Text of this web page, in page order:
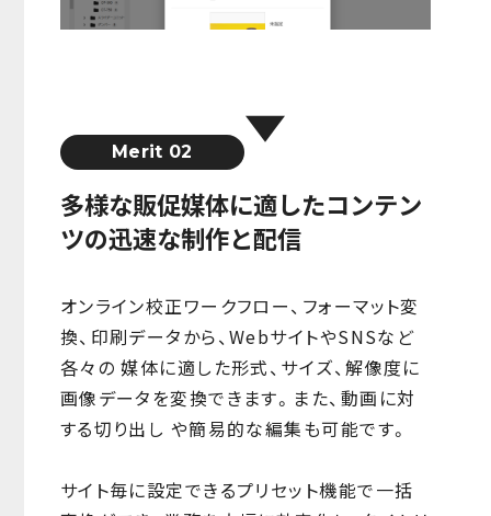
Merit 02
多様な販促媒体に適したコンテン
ツの迅速な制作と配信
オンライン校正ワークフロー、フォーマット変
換、印刷データから、WebサイトやSNSなど
各々の 媒体に適した形式、サイズ、解像度に
画像データを変換できます。また、動画に対
する切り出し や簡易的な編集も可能です。
サイト毎に設定できるプリセット機能で一括